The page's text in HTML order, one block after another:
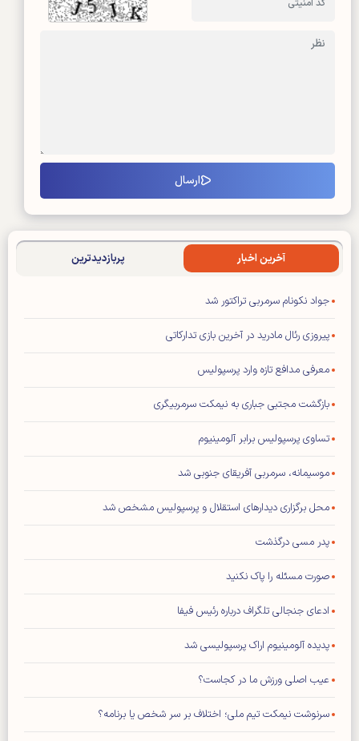
آخرین اخبار پربازدیدترین
جواد نکونام سرمربی تراکتور شد
پیروزی رئال مادرید در آخرین بازی تدارکاتی
معرفی مدافع تازه وارد پرسپولیس
بازگشت مجتبی جباری به نیمکت سرمربیگری
تساوی پرسپولیس برابر آلومینیوم
موسیمانه، سرمربی آفریقای جنوبی شد
محل برگزاری دیدار‌های استقلال و پرسپولیس مشخص شد
پدر مسی درگذشت
صورت مسئله را پاک نکنید
ادعای جنجالی تلگراف درباره رئیس فیفا
پدیده آلومینیوم اراک پرسپولیسی شد
عیب اصلی ورزش ما در کجاست؟
سرنوشت نیمکت تیم ملی؛ اختلاف بر سر شخص یا برنامه؟